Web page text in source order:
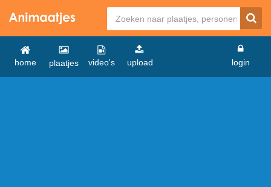
home plaatjes video's upload login